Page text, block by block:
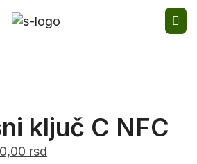
ključ C NFC
rsd